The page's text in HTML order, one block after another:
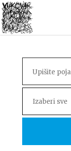
Izaberi sve